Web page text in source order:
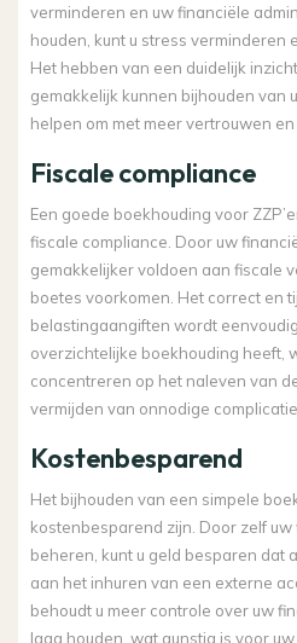
verminderen en uw financiële
houden, kunt u stress verminderen
Het hebben van een duidelijk
gemakkelijk kunnen bijhouden van
helpen om met meer vertrouwen
Fiscale compliance
Een goede boekhouding voor
fiscale compliance. Door uw
gemakkelijker voldoen aan fiscale
boetes voorkomen. Het correct en
belastingaangiften wordt
overzichtelijke boekhouding heeft,
concentreren op het naleven van
vermijden van onnodige
Kostenbesparend
Het bijhouden van een simpele
kostenbesparend zijn. Door zelf
beheren, kunt u geld besparen dat
aan het inhuren van een externe
behoudt u meer controle over uw
laag houden, wat gunstig is voor